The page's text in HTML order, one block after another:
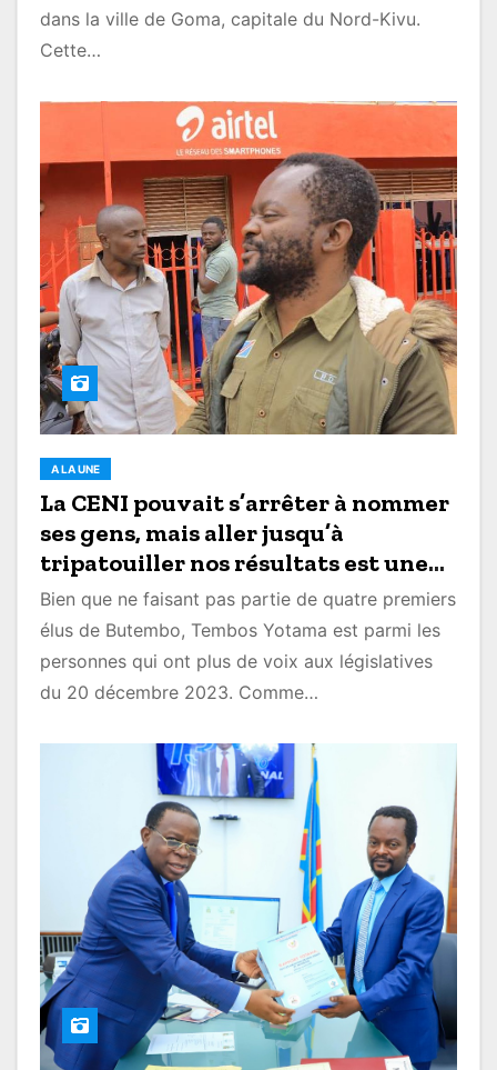
dans la ville de Goma, capitale du Nord-Kivu.
Cette…
A LA UNE
La CENI pouvait s’arrêter à nommer
ses gens, mais aller jusqu’à
tripatouiller nos résultats est une
honte de plus (Tembos Yotama)
Bien que ne faisant pas partie de quatre premiers
élus de Butembo, Tembos Yotama est parmi les
personnes qui ont plus de voix aux législatives
du 20 décembre 2023. Comme…